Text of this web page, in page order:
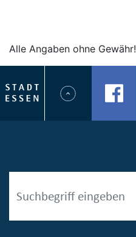
Alle Angaben ohne Gewähr!